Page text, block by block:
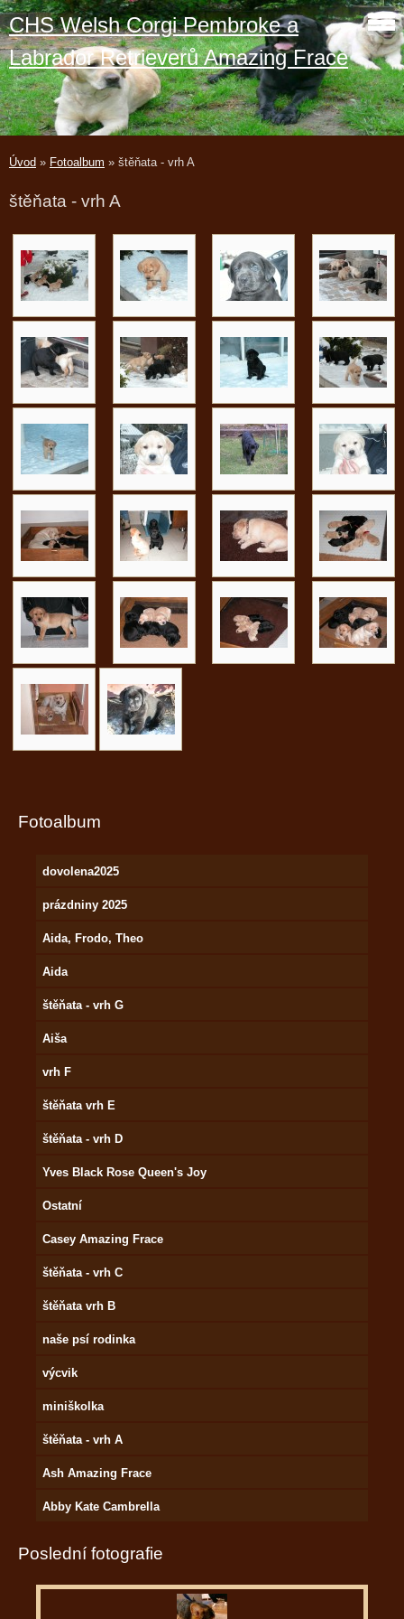
CHS Welsh Corgi Pembroke a
Labrador Retrieverů Amazing Frace
Úvod » Fotoalbum » štěňata - vrh A
štěňata - vrh A
Fotoalbum
dovolena2025
prázdniny 2025
Aida, Frodo, Theo
Aida
štěňata - vrh G
Aiša
vrh F
štěňata vrh E
štěňata - vrh D
Yves Black Rose Queen's Joy
Ostatní
Casey Amazing Frace
štěňata - vrh C
štěňata vrh B
naše psí rodinka
výcvik
miniškolka
štěňata - vrh A
Ash Amazing Frace
Abby Kate Cambrella
Poslední fotografie